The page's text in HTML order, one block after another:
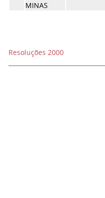
MINAS
Resoluções 2000